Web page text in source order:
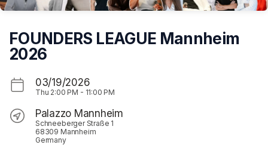
FOUNDERS LEAGUE Mannheim
2026
03/19/2026
Thu 2:00 PM - 11:00 PM
Palazzo Mannheim
Schneeberger Straße 1
68309 Mannheim
Germany